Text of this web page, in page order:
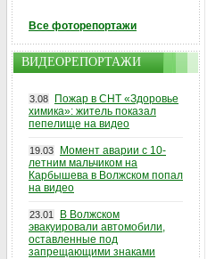
Все фоторепортажи
ВИДЕОРЕПОРТАЖИ
3.08
Пожар в СНТ «Здоровье
химика»: житель показал
пепелище на видео
19.03
Момент аварии с 10-
летним мальчиком на
Карбышева в Волжском попал
на видео
23.01
В Волжском
эвакуировали автомобили,
оставленные под
запрещающими знаками